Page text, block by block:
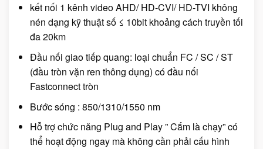
kết nối 1 kênh video AHD/ HD-CVI/ HD-TVI không
nén dạng kỹ thuật số ≤ 10bit khoảng cách truyền tối
đa 20km
Đầu nối giao tiếp quang: loại chuẩn FC / SC / ST
(đầu tròn vặn ren thông dụng) có đầu nối
Fastconnect tròn
Bước sóng : 850/1310/1550 nm
Hỗ trợ chức năng Plug and Play ” Cắm là chạy” có
thể hoạt động ngay mà không cần phải cấu hình